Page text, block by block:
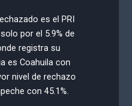
es el PRI
por el 5.9% de
registra su
es Coahuila con
nivel de rechazo
con 45.1%.